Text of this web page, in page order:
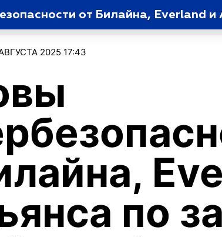
от Билайна, Everland
2025 17:43
по